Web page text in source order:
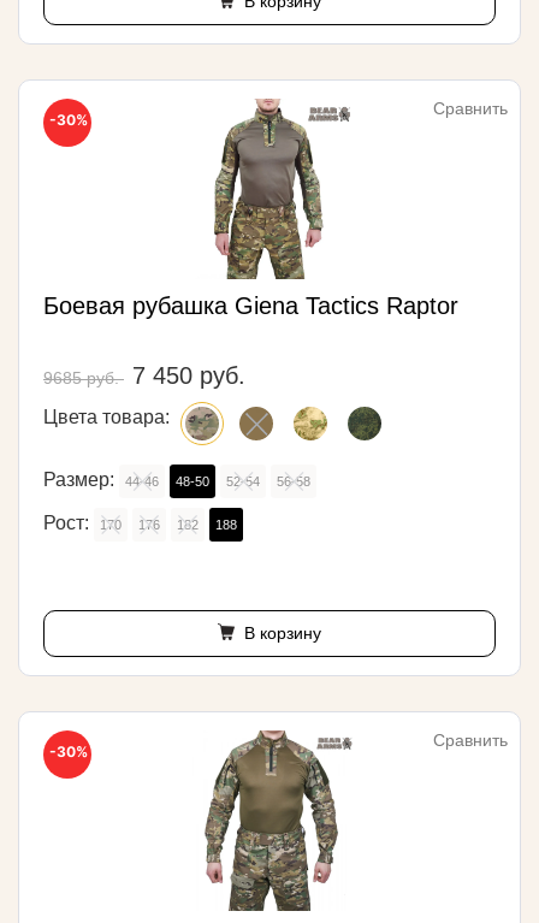
-30%
Сравнить
Боевая рубашка Giena Tactics Raptor
9685 руб. 7 450 руб.
Цвета товара:
Размер: 44-46 48-50 52-54 56-58
Рост: 170 176 182 188
В корзину
-30%
Сравнить